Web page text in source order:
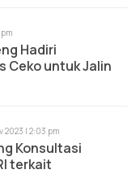
Hadiri
Ceko untuk Jalin
2023 | 2:03 pm
Konsultasi
terkait